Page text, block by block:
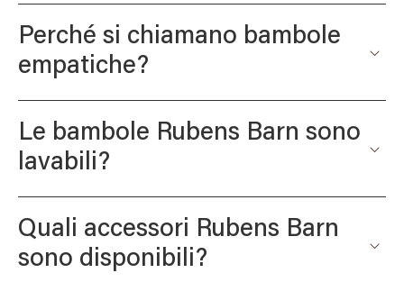
Perché si chiamano bambole
empatiche?
Le bambole Rubens Barn sono
lavabili?
Quali accessori Rubens Barn
sono disponibili?